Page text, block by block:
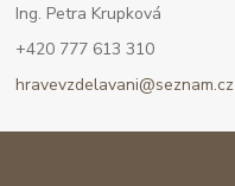
Ing. Petra Krupková
+420 777 613 310
hravevzdelavani@seznam.cz